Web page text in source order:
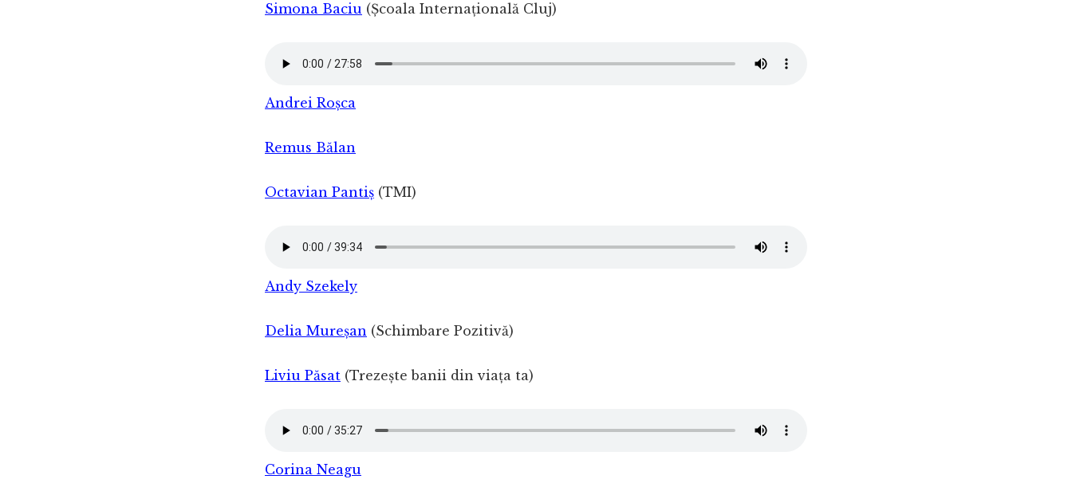
Simona Baciu (Școala Internațională Cluj)
Andrei Roșca
Remus Bălan
Octavian Pantiș (TMI)
Andy Szekely
Delia Mureșan (Schimbare Pozitivă)
Liviu Păsat (Trezește banii din viața ta)
Corina Neagu